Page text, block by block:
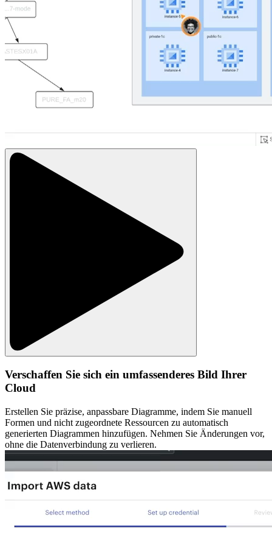
Verschaffen Sie sich ein umfassenderes Bild Ihrer
Cloud
Erstellen Sie präzise, anpassbare Diagramme, indem Sie manuell
Formen und nicht zugeordnete Ressourcen zu automatisch
generierten Diagrammen hinzufügen. Nehmen Sie Änderungen vor,
ohne die Datenverbindung zu verlieren.